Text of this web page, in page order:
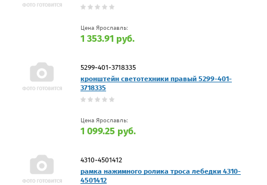
Цена Ярославль:
1 353.91 руб.
5299-401-3718335
кронштейн светотехники правый 5299-401-
3718335
Цена Ярославль:
1 099.25 руб.
4310-4501412
рамка нажимного ролика троса лебедки 4310-
4501412